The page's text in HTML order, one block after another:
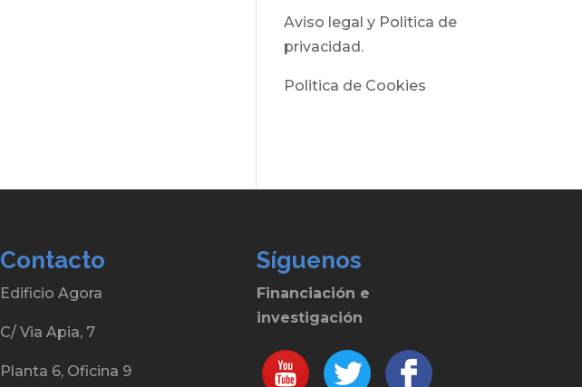
Aviso legal y Politica de
privacidad.
Politica de Cookies
Contacto
Edificio Agora
C/ Via Apia, 7
Planta 6, Oficina 9
Síguenos
Financiación e
investigación